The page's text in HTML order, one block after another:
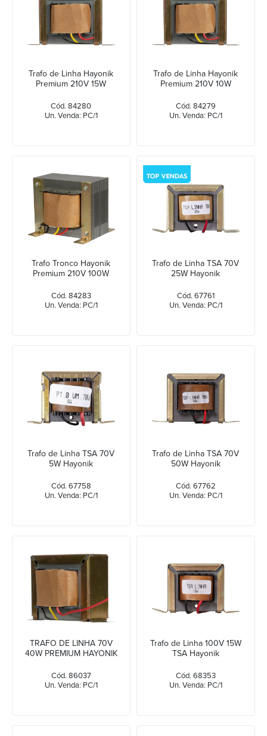
Trafo de Linha Hayonik
Premium 210V 15W
Cód. 84280
Un. Venda: PC/1
Trafo de Linha Hayonik
Premium 210V 10W
Cód. 84279
Un. Venda: PC/1
Trafo Tronco Hayonik
Premium 210V 100W
Cód. 84283
Un. Venda: PC/1
Trafo de Linha TSA 70V
25W Hayonik
Cód. 67761
Un. Venda: PC/1
Trafo de Linha TSA 70V
5W Hayonik
Cód. 67758
Un. Venda: PC/1
Trafo de Linha TSA 70V
50W Hayonik
Cód. 67762
Un. Venda: PC/1
TRAFO DE LINHA 70V
40W PREMIUM HAYONIK
Cód. 86037
Un. Venda: PC/1
Trafo de Linha 100V 15W
TSA Hayonik
Cód. 68353
Un. Venda: PC/1